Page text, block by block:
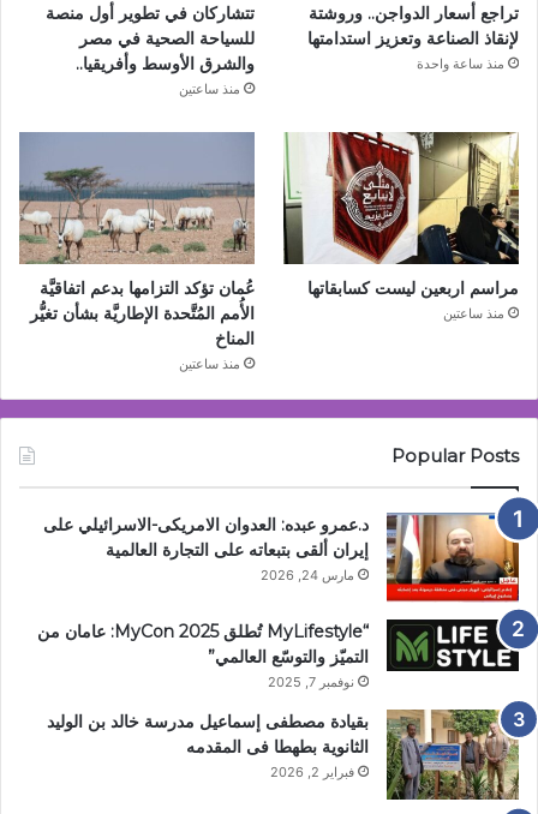
تراجع أسعار الدواجن.. وروشتة
لإنقاذ الصناعة وتعزيز استدامتها
منذ ساعة واحدة
تتشاركان في تطوير أول منصة
للسياحة الصحية في مصر
والشرق الأوسط وأفريقيا..
منذ ساعتين
مراسم اربعين ليست كسابقاتها
منذ ساعتين
عُمان تؤكد التزامها بدعم اتفاقيَّة
الأُمم المُتَّحدة الإطاريَّة بشأن تغيُّر
المناخ
منذ ساعتين
Popular Posts
د.عمرو عبده: العدوان الامريكى-الاسرائيلي على
إيران ألقى بتبعاته على التجارة العالمية
مارس 24, 2026
“MyLifestyle تُطلق MyCon 2025: عامان من
التميّز والتوسّع العالمي”
نوفمبر 7, 2025
بقيادة مصطفى إسماعيل مدرسة خالد بن الوليد
الثانوية بطهطا فى المقدمه
فبراير 2, 2026